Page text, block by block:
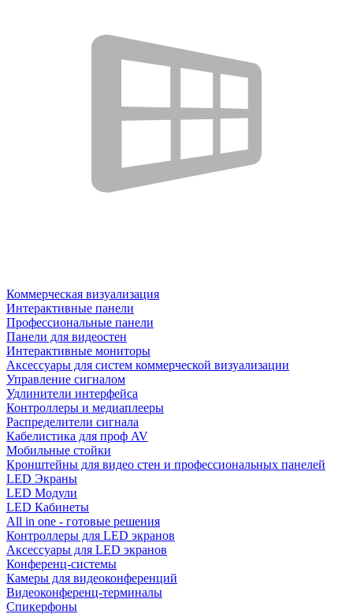
Коммерческая визуализация
Интерактивные панели
Профессиональные панели
Панели для видеостен
Интерактивные мониторы
Аксессуары для систем коммерческой визуализации
Управление сигналом
Удлинители интерфейса
Контроллеры и медиаплееры
Распределители сигнала
Кабелистика для проф AV
Мобильные стойки
Кронштейны для видео стен и профессиональных панелей
LED Экраны
LED Модули
LED Кабинеты
All in one - готовые решения
Контроллеры для LED экранов
Аксессуары для LED экранов
Конференц-системы
Камеры для видеоконференций
Видеоконференц-терминалы
Спикерфоны